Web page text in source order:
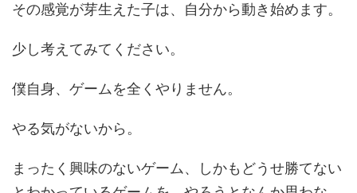
その感覚が芽生えた子は、自分から動き始めます。
少し考えてみてください。
僕自身、ゲームを全くやりません。
やる気がないから。
まったく興味のないゲーム、しかもどうせ勝てない